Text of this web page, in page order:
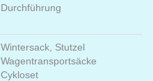
Durchführung
Wintersack, Stutzel
Wagentransportsäcke
Cykloset